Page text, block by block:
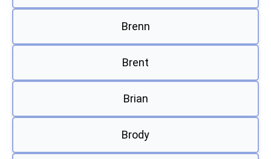
Brenn
Brent
Brian
Brody